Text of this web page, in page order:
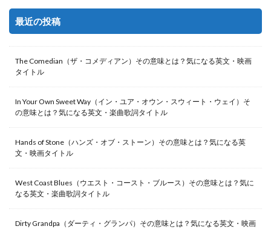
最近の投稿
The Comedian（ザ・コメディアン）その意味とは？気になる英文・映画
タイトル
In Your Own Sweet Way（イン・ユア・オウン・スウィート・ウェイ）そ
の意味とは？気になる英文・楽曲歌詞タイトル
Hands of Stone（ハンズ・オブ・ストーン）その意味とは？気になる英
文・映画タイトル
West Coast Blues（ウエスト・コースト・ブルース）その意味とは？気に
なる英文・楽曲歌詞タイトル
Dirty Grandpa（ダーティ・グランパ）その意味とは？気になる英文・映画